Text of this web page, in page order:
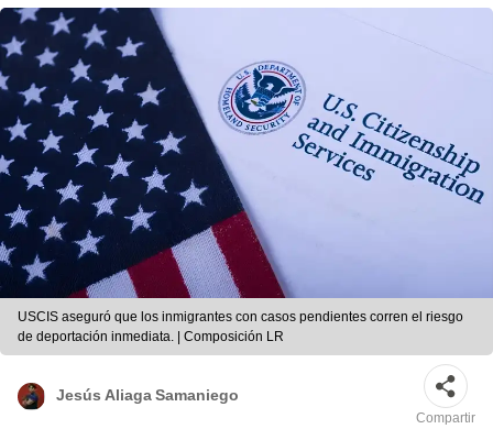
USCIS aseguró que los inmigrantes con casos pendientes corren el riesgo
de deportación inmediata. | Composición LR
Jesús Aliaga Samaniego
Compartir